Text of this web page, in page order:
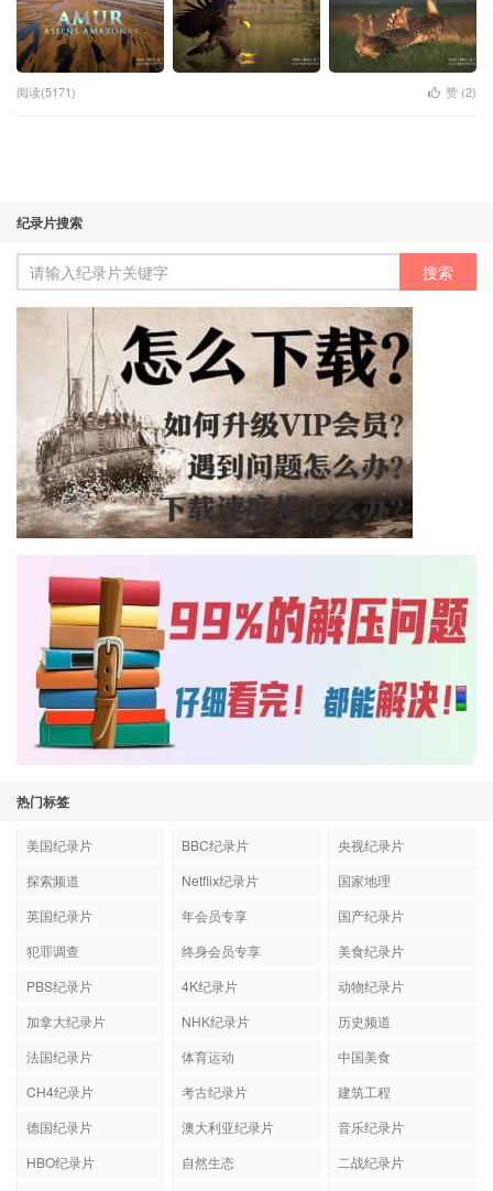
阅读(5171) 赞 (2)
纪录片搜索
热门标签
美国纪录片 BBC纪录片
央视纪录片
探索频道
Netflix纪录片
国家地理
英国纪录片
年会员专享
国产纪录片
犯罪调查
终身会员专享
美食纪录片
PBS纪录片
4K纪录片
动物纪录片
加拿大纪录片
NHK纪录片
历史频道
法国纪录片
体育运动
中国美食
CH4纪录片
考古纪录片
建筑工程
德国纪录片
澳大利亚纪录片
音乐纪录片
HBO纪录片
自然生态
二战纪录片